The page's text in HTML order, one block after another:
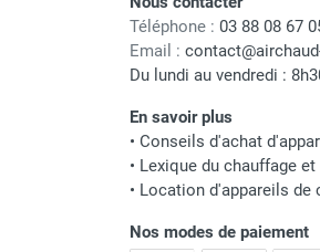
Rideau d'air chaud
Rideau d'air chaud
Rideau d'air chaud
Rideau d'air chaud pour
chaleur
Rideau d'air pour
Rideau d'air ambiant
Rideau d'air froid
Téléphone : 03 88 08 67
Email :
Du lundi au vendredi :
En savoir plus
• Conseils d'achat
• Lexique du chauffage
• Location d'appareils de
Nos modes de paiement